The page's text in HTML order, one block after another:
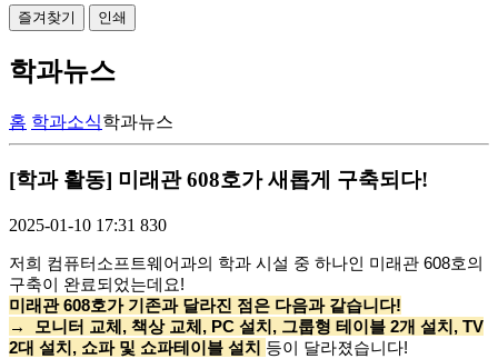
즐겨찾기 인쇄
학과뉴스
홈 학과소식학과뉴스
[학과 활동] 미래관 608호가 새롭게 구축되다!
2025-01-10 17:31 830
저희 컴퓨터소프트웨어과의 학과 시설 중 하나인 미래관 608호의
구축이 완료되었는데요!
미래관 608호가 기존과 달라진 점은 다음과 같습니다!
→ 모니터 교체, 책상 교체, PC 설치, 그룹형 테이블 2개 설치, TV
2대 설치, 쇼파 및 쇼파테이블 설치 등이 달라졌습니다!